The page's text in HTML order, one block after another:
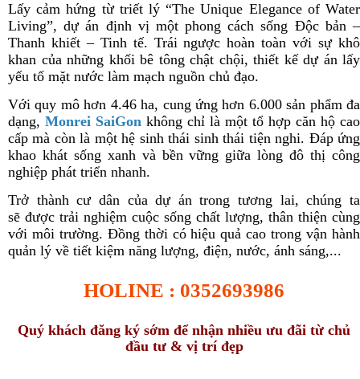
Lấy cảm hứng từ triết lý “The Unique Elegance of Water
Living”, dự án định vị một phong cách sống Độc bản –
Thanh khiết – Tinh tế. Trái ngược hoàn toàn với sự khô
khan của những khối bê tông chật chội, thiết kế dự án lấy
yếu tố mặt nước làm mạch nguồn chủ đạo.
Với quy mô hơn 4.46 ha, cung ứng hơn 6.000 sản phẩm đa
dạng, Monrei SaiGon không chỉ là một tổ hợp căn hộ cao
cấp mà còn là một hệ sinh thái sinh thái tiện nghi. Đáp ứng
khao khát sống xanh và bền vững giữa lòng đô thị công
nghiệp phát triển nhanh.
Trở thành cư dân của dự án trong tương lai, chúng ta
sẽ được trải nghiệm cuộc sống chất lượng, thân thiện cùng
với môi trường. Đồng thời có hiệu quả cao trong vận hành
quản lý về tiết kiệm năng lượng, điện, nước, ánh sáng,...
HOLINE : 0352693986
Quý khách đăng ký sớm để nhận nhiều ưu đãi từ chủ
đầu tư & vị trí đẹp